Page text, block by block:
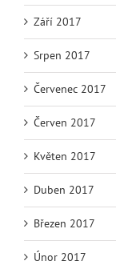
Září 2017
Srpen 2017
Červenec 2017
Červen 2017
Květen 2017
Duben 2017
Březen 2017
Únor 2017